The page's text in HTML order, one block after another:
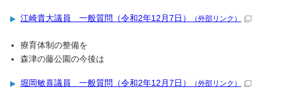
江崎貴大議員 一般質問（令和2年12月7日） （外部リンク）
療育体制の整備を
森津の藤公園の今後は
堀岡敏喜議員 一般質問（令和2年12月7日） （外部リンク）